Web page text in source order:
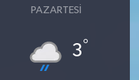
PAZARTESI
3°